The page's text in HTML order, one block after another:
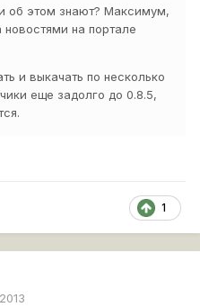
об этом знают? Максимум,
новостями на портале
и выкачать по несколько
еще задолго до 0.8.5,
1